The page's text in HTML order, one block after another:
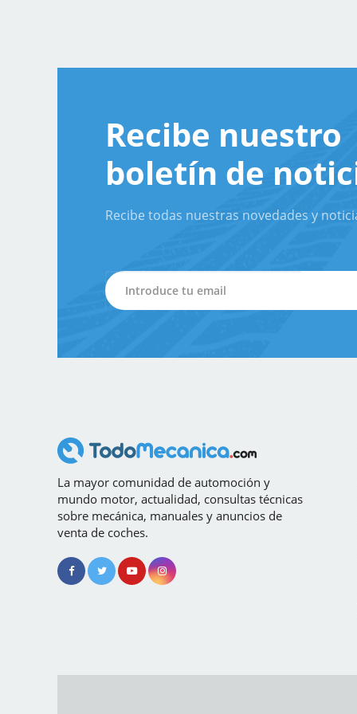
Recibe nuestro
boletín de
Recibe todas nuestras novedades y
La mayor comunidad de automoción y
mundo motor, actualidad, consultas técnicas
sobre mecánica, manuales y anuncios de
venta de coches.